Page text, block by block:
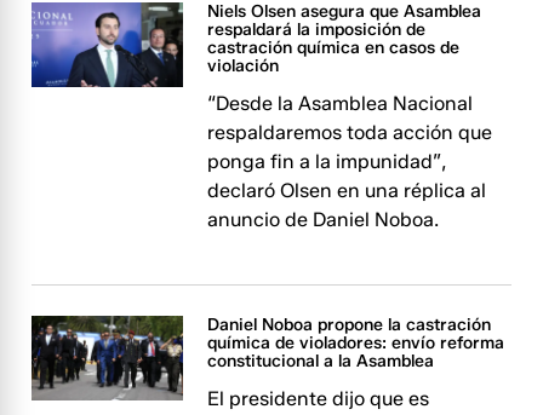
Niels Olsen asegura que Asamblea
respaldará la imposición de
castración química en casos de
violación
“Desde la Asamblea Nacional
respaldaremos toda acción que
ponga fin a la impunidad”,
declaró Olsen en una réplica al
anuncio de Daniel Noboa.
Daniel Noboa propone la castración
química de violadores: envío reforma
constitucional a la Asamblea
El presidente dijo que es